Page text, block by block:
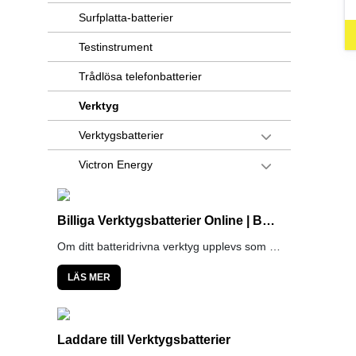
Surfplatta-batterier
Testinstrument
Trådlösa telefonbatterier
Verktyg
Verktygsbatterier
Victron Energy
Billiga Verktygsbatterier Online | Batterilagret.se
LÄS MER
Laddare till Verktygsbatterier